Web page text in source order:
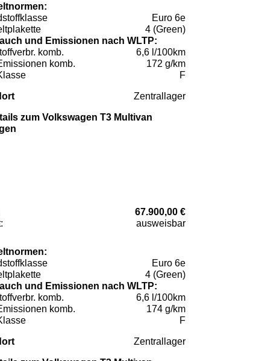
Euro 6e
4 (Green)
und Emissionen nach WLTP:
komb.
6,6 l/100km
komb.
172 g/km
F
Zentrallager
zum Volkswagen T3 Multivan
67.900,00 €
ausweisbar
Euro 6e
4 (Green)
und Emissionen nach WLTP:
komb.
6,6 l/100km
komb.
174 g/km
F
Zentrallager